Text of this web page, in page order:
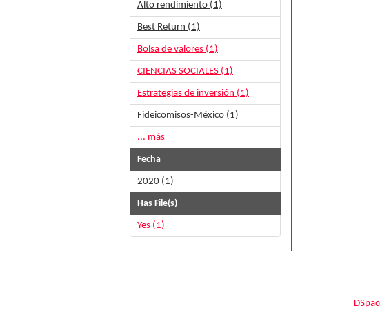
Alto rendimiento (1)
Best Return (1)
Bolsa de valores (1)
CIENCIAS SOCIALES (1)
Estrategias de inversión (1)
Fideicomisos-México (1)
... más
Fecha
2020 (1)
Has File(s)
Yes (1)